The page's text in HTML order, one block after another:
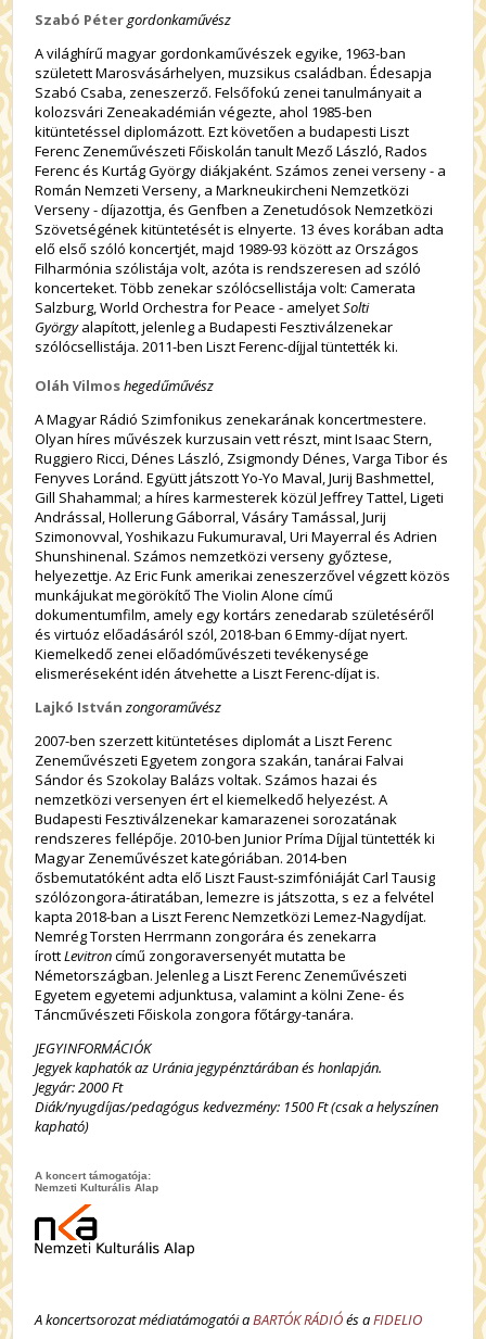
Szabó Pétergordonkaművész
A világhírű magyar gordonkaművészek egyike, 1963-ban
született Marosvásárhelyen, muzsikus családban. Édesapja
Szabó Csaba, zeneszerző. Felsőfokú zenei tanulmányait a
kolozsvári Zeneakadémián végezte, ahol 1985-ben
kitüntetéssel diplomázott. Ezt követően a budapesti Liszt
Ferenc Zeneművészeti Főiskolán tanult Mező László, Rados
Ferenc és Kurtág György diákjaként. Számos zenei verseny - a
Román Nemzeti Verseny, a Markneukircheni Nemzetközi
Verseny - díjazottja, és Genfben a Zenetudósok Nemzetközi
Szövetségének kitüntetését is elnyerte. 13 éves korában adta
elő első szóló koncertjét, majd 1989-93 között az Országos
Filharmónia szólistája volt, azóta is rendszeresen ad szóló
koncerteket. Több zenekar szólócsellistája volt: Camerata
Salzburg, World Orchestra for Peace - amelyetSolti
Györgyalapított, jelenleg a Budapesti Fesztiválzenekar
szólócsellistája. 2011-ben Liszt Ferenc-díjjal tüntették ki.
Oláh Vilmoshegedűművész
A Magyar Rádió Szimfonikus zenekarának koncertmestere.
Olyan híres művészek kurzusain vett részt, mint Isaac Stern,
Ruggiero Ricci, Dénes László, Zsigmondy Dénes, Varga Tibor és
Fenyves Loránd. Együtt játszott Yo-Yo Maval, Jurij Bashmettel,
Gill Shahammal; a híres karmesterek közül Jeffrey Tattel, Ligeti
Andrással, Hollerung Gáborral, Vásáry Tamással, Jurij
Szimonovval, Yoshikazu Fukumuraval, Uri Mayerral és Adrien
Shunshinenal. Számos nemzetközi verseny győztese,
helyezettje. Az Eric Funk amerikai zeneszerzővel végzett közös
munkájukat megörökítő The Violin Alone című
dokumentumfilm, amely egy kortárs zenedarab születéséről
és virtuóz előadásáról szól, 2018-ban 6 Emmy-díjat nyert.
Kiemelkedő zenei előadóművészeti tevékenysége
elismeréseként idén átvehette a Liszt Ferenc-díjat is.
Lajkó István zongoraművész
2007-ben szerzett kitüntetéses diplomát a Liszt Ferenc
Zeneművészeti Egyetem zongora szakán, tanárai Falvai
Sándor és Szokolay Balázs voltak. Számos hazai és
nemzetközi versenyen ért el kiemelkedő helyezést. A
Budapesti Fesztiválzenekar kamarazenei sorozatának
rendszeres fellépője. 2010-ben Junior Príma Díjjal tüntették ki
Magyar Zeneművészet kategóriában. 2014-ben
ősbemutatóként adta elő Liszt Faust-szimfóniáját Carl Tausig
szólózongora-átiratában, lemezre is játszotta, s ez a felvétel
kapta 2018-ban a Liszt Ferenc Nemzetközi Lemez-Nagydíjat.
Nemrég Torsten Herrmann zongorára és zenekarra
írottLevitroncímű zongoraversenyét mutatta be
Németországban. Jelenleg a Liszt Ferenc Zeneművészeti
Egyetem egyetemi adjunktusa, valamint a kölni Zene- és
Táncművészeti Főiskola zongora főtárgy-tanára.
JEGYINFORMÁCIÓK
Jegyek kaphatók az Uránia jegypénztárában és honlapján.
Jegyár: 2000 Ft
Diák/nyugdíjas/pedagógus kedvezmény: 1500 Ft (csak a helyszínen
kapható)
A koncert támogatója:
Nemzeti Kulturális Alap
A koncertsorozat médiatámogatói aBARTÓK RÁDIÓés aFIDELIO